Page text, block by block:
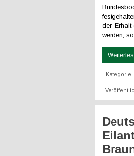
den Erhalt
werden,
Kategorie: